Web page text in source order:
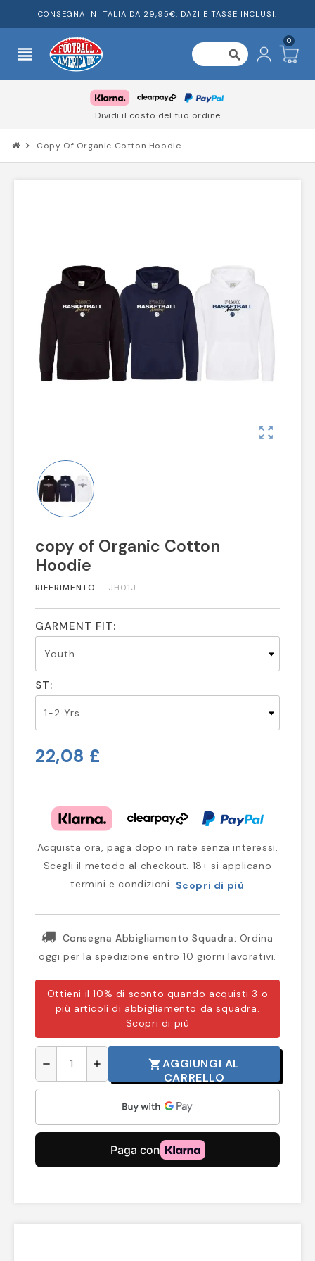
CONSEGNA IN ITALIA DA 29,95€. DAZI E TASSE INCLUSI.
view_headline search
0
Dividi il costo del tuo ordine
chevron_right Copy Of Organic Cotton Hoodie
zoom_out_map
copy of Organic Cotton
Hoodie
RIFERIMENTO JH01J
GARMENT FIT:
ST:
22,08 £
Acquista ora, paga dopo in rate senza interessi.
Scegli il metodo al checkout. 18+ si applicano
termini e condizioni. Scopri di più
Consegna Abbigliamento Squadra: Ordina
oggi per la spedizione entro 10 giorni lavorativi.
Ottieni il 10% di sconto quando acquisti 3 o
più articoli di abbigliamento da squadra.
Scopri di più
remove add shopping_cartAGGIUNGI AL
CARRELLO